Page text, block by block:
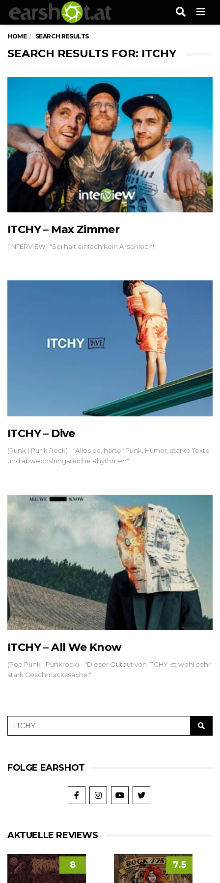
HOME SEARCH RESULTS
SEARCH RESULTS FOR: ITCHY
ITCHY – Max Zimmer
[INTERVIEW] "Sei halt einfach kein Arschloch!"
ITCHY – Dive
(Punk | Punk Rock) - "Alles da, harter Punk, Humor, starke Texte
und abwechslungsreiche Rhythmen"
ITCHY – All We Know
(Pop Punk | Punkrock) - "Dieser Output von ITCHY ist wohl sehr
stark Geschmackssache."
FOLGE EARSHOT
AKTUELLE REVIEWS
8 7.5